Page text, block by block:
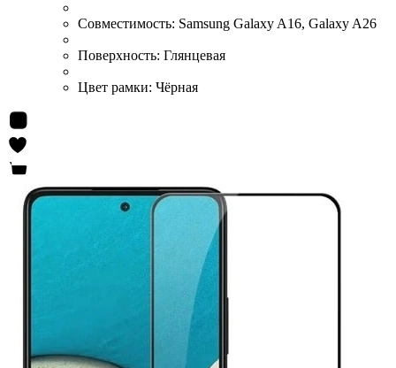
Совместимость: Samsung Galaxy A16, Galaxy A26
Поверхность: Глянцевая
Цвет рамки: Чёрная